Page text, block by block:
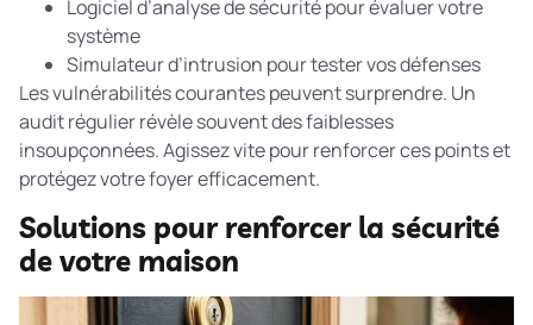
Logiciel d’analyse de sécurité pour évaluer votre
système
Simulateur d’intrusion pour tester vos défenses
Lesvulnérabilités courantespeuvent surprendre. Un
audit régulier révèle souvent des faiblesses
insoupçonnées. Agissez vite pour renforcer ces points et
protégez votre foyer efficacement.
Solutions pour renforcer la sécurité
de votre maison